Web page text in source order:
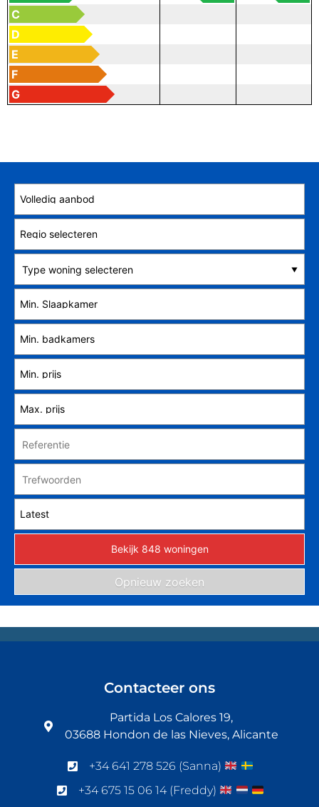
C
D
E
F
G
Type woning selecteren
Contacteer ons
Partida Los Calores 19,
03688 Hondon de las Nieves, Alicante
+34 641 278 526 (Sanna)
+34 675 15 06 14 (Freddy)